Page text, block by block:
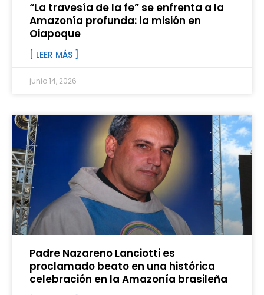
“La travesía de la fe” se enfrenta a la
Amazonía profunda: la misión en
Oiapoque
[ LEER MÁS ]
junio 14, 2026
Padre Nazareno Lanciotti es
proclamado beato en una histórica
celebración en la Amazonía brasileña